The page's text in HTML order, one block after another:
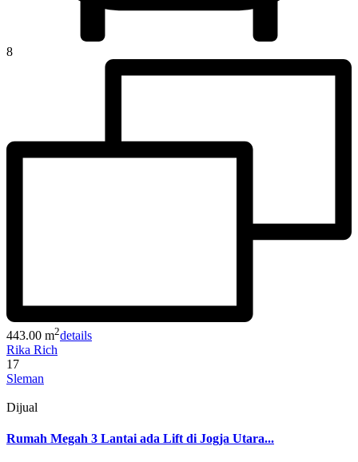
8
443.00 m2details
Rika Rich
17
Sleman
Dijual
Rumah Megah 3 Lantai ada Lift di Jogja Utara...